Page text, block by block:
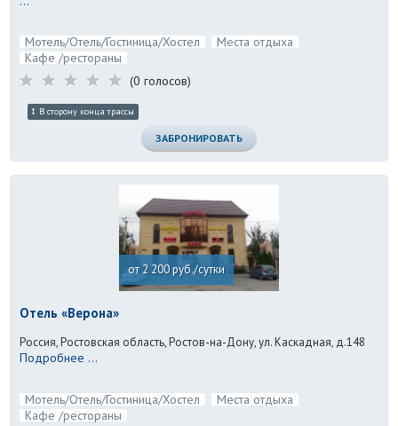
Мотель/Отель/Гостиница/Хостел
Места отдыха
Кафе /рестораны
(0 голосов)
В сторону конца трассы
ЗАБРОНИРОВАТЬ
от 2 200 руб./сутки
Отель «Верона»
Россия, Ростовская область, Ростов-на-Дону, ул. Каскадная, д.148
Подробнее ...
Мотель/Отель/Гостиница/Хостел
Места отдыха
Кафе /рестораны